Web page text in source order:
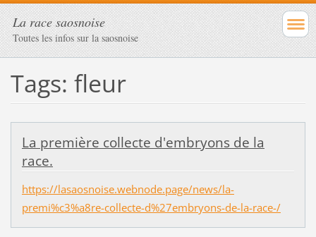
La race saosnoise
Toutes les infos sur la saosnoise
Tags: fleur
La première collecte d'embryons de la
race.
https://lasaosnoise.webnode.page/news/la-
premi%c3%a8re-collecte-d%27embryons-de-la-race-/